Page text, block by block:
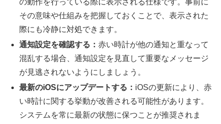
の動作を行っている際に表示される仕様です。事前に
その意味や仕組みを把握しておくことで、表示された
際にも冷静に対処できます。
通知設定を確認する：赤い時計が他の通知と重なって
混乱する場合、通知設定を見直して重要なメッセージ
が見逃されないようにしましょう。
最新のiOSにアップデートする： iOSの更新により、赤
い時計に関する挙動が改善される可能性があります。
システムを常に最新の状態に保つことが推奨されま